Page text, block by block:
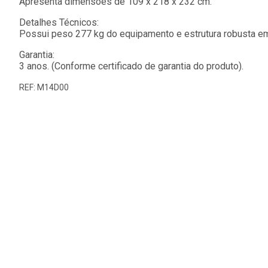
Detalhes Técnicos:
Possui peso 277 kg do equipamento e estrutura robusta
Garantia:
3 anos. (Conforme certificado de garantia do produto).
REF: M14D00